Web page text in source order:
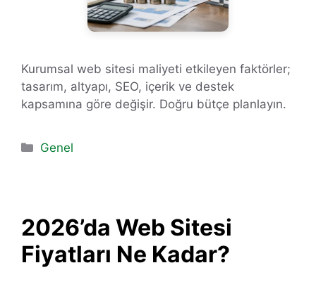
Kurumsal web sitesi maliyeti etkileyen faktörler;
tasarım, altyapı, SEO, içerik ve destek
kapsamına göre değişir. Doğru bütçe planlayın.
Kategoriler
Genel
2026’da Web Sitesi
Fiyatları Ne Kadar?